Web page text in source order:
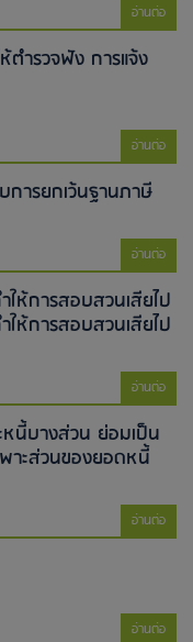
อ่านต่อ
ตำรวจฟัง การแจ้ง
อ่านต่อ
การยกเว้นฐานภาษี
อ่านต่อ
ห้การสอบสวนเสียไป​
ห้การสอบสวนเสียไป​
อ่านต่อ
นี้บางส่วน ย่อมเป็น
าะส่วนของยอดหนี้
อ่านต่อ
อ่านต่อ